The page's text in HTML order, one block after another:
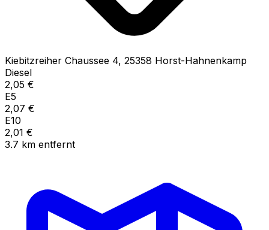
Kiebitzreiher Chaussee 4, 25358 Horst-Hahnenkamp
Diesel
2,05 €
E5
2,07 €
E10
2,01 €
3.7 km entfernt